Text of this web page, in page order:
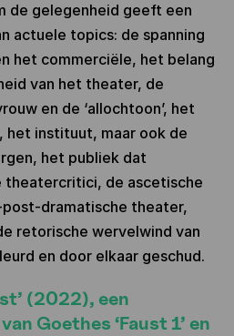
de gelegenheid geeft een
actuele topics: de spanning
het commerciële, het belang
van het theater, de
en de ‘allochtoon’, het
instituut, maar ook de
het publiek dat
de ascetische
dramatische theater,
retorische wervelwind van
en door elkaar geschud.
(2022), een
Goethes ‘Faust 1’ en